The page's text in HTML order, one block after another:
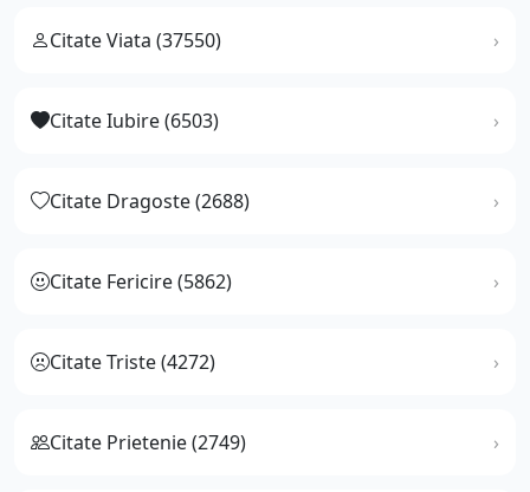
Citate Viata (37550)
Citate Iubire (6503)
Citate Dragoste (2688)
Citate Fericire (5862)
Citate Triste (4272)
Citate Prietenie (2749)